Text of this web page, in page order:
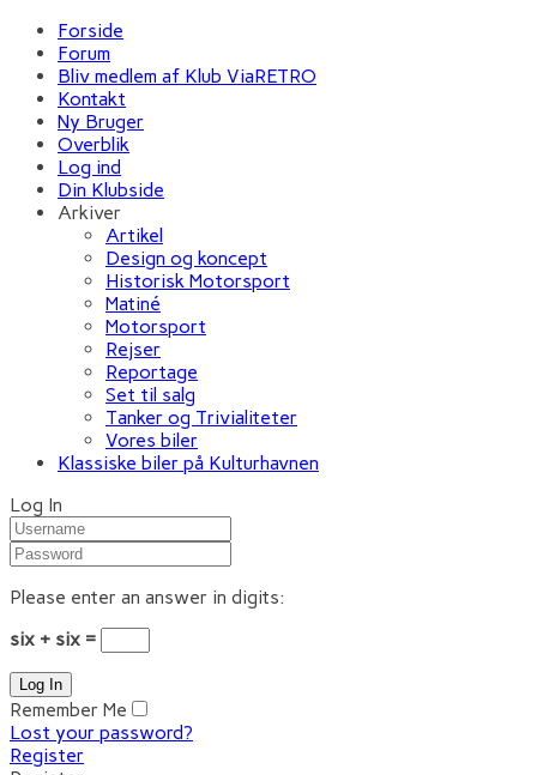
Forside
Forum
Bliv medlem af Klub ViaRETRO
Kontakt
Ny Bruger
Overblik
Log ind
Din Klubside
Arkiver
Artikel
Design og koncept
Historisk Motorsport
Matiné
Motorsport
Rejser
Reportage
Set til salg
Tanker og Trivialiteter
Vores biler
Klassiske biler på Kulturhavnen
Log In
Please enter an answer in digits:
six + six =
Remember Me
Lost your password?
Register